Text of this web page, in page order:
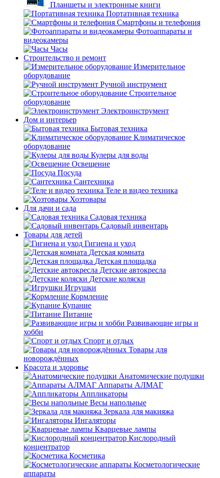
Планшеты и электронные книги
Портативная техника
Смартфоны и телефония
Фотоаппараты и
видеокамеры
Часы
Строительство и ремонт
Измерительное
оборудование
Ручной инструмент
Строительное
оборудование
Электроинструмент
Дом и интерьер
Бытовая техника
Климатическое
оборудование
Кулеры для воды
Освещение
Посуда
Сантехника
Теле и видео техника
Хозтовары
Для дачи и сада
Садовая техника
Садовый инвентарь
Товары для детей
Гигиена и уход
Детская комната
Детская площадка
Детские автокресла
Детские коляски
Игрушки
Кормление
Купание
Питание
Развивающие игры и
хобби
Спорт и отдых
Товары для
новорождённых
Красота и здоровье
Анатомические подушки
Аппараты АЛМАГ
Аппликаторы
Весы напольные
Зеркала для макияжа
Ингаляторы
Кварцевые лампы
Кислородный
концентратор
Косметика
Косметологические
аппараты